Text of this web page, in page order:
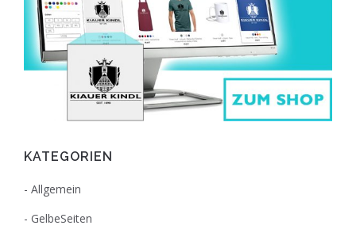
KATEGORIEN
Allgemein
GelbeSeiten